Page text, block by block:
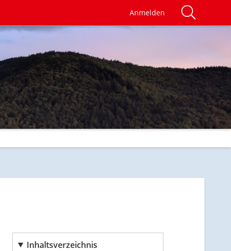
Anmelden
Inhaltsverzeichnis